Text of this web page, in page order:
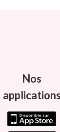
Nos
applications